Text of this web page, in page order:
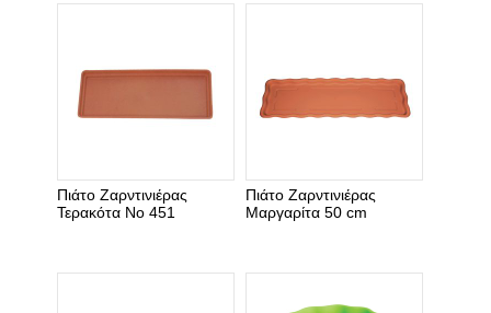
Πιάτο Ζαρντινιέρας
Τερακότα Νο 451
Πιάτο Ζαρντινιέρας
Μαργαρίτα 50 cm